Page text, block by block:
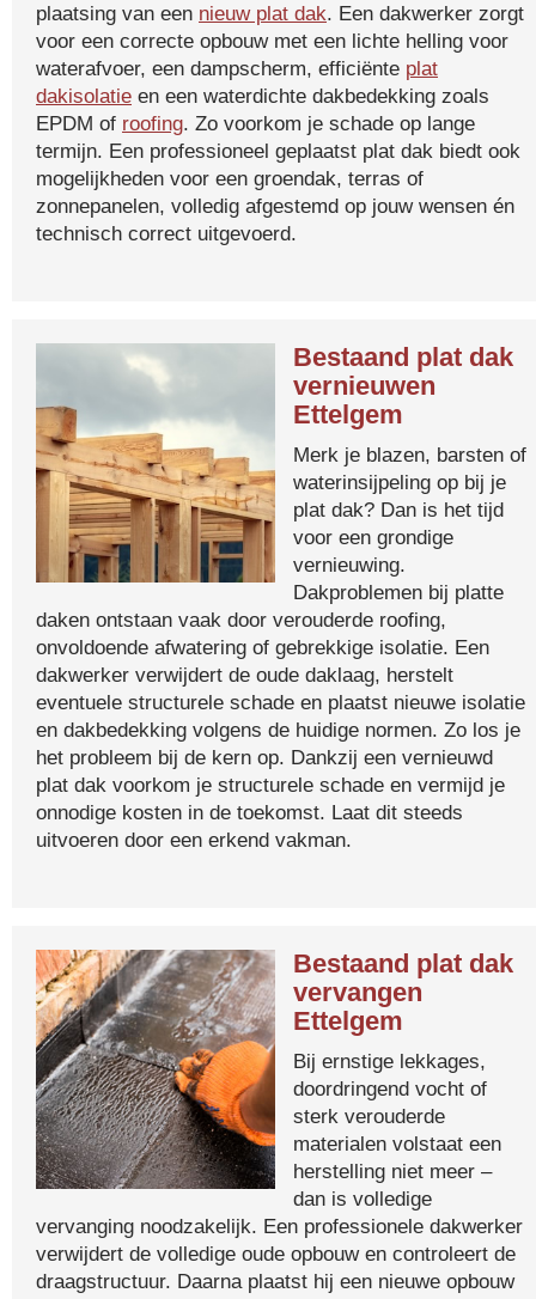
plaatsing van een nieuw plat dak. Een dakwerker zorgt
voor een correcte opbouw met een lichte helling voor
waterafvoer, een dampscherm, efficiënte plat
dakisolatie en een waterdichte dakbedekking zoals
EPDM of roofing. Zo voorkom je schade op lange
termijn. Een professioneel geplaatst plat dak biedt ook
mogelijkheden voor een groendak, terras of
zonnepanelen, volledig afgestemd op jouw wensen én
technisch correct uitgevoerd.
Bestaand plat dak
vernieuwen
Ettelgem
Merk je blazen, barsten of
waterinsijpeling op bij je
plat dak? Dan is het tijd
voor een grondige
vernieuwing.
Dakproblemen bij platte
daken ontstaan vaak door verouderde roofing,
onvoldoende afwatering of gebrekkige isolatie. Een
dakwerker verwijdert de oude daklaag, herstelt
eventuele structurele schade en plaatst nieuwe isolatie
en dakbedekking volgens de huidige normen. Zo los je
het probleem bij de kern op. Dankzij een vernieuwd
plat dak voorkom je structurele schade en vermijd je
onnodige kosten in de toekomst. Laat dit steeds
uitvoeren door een erkend vakman.
Bestaand plat dak
vervangen
Ettelgem
Bij ernstige lekkages,
doordringend vocht of
sterk verouderde
materialen volstaat een
herstelling niet meer –
dan is volledige
vervanging noodzakelijk. Een professionele dakwerker
verwijdert de volledige oude opbouw en controleert de
draagstructuur. Daarna plaatst hij een nieuwe opbouw